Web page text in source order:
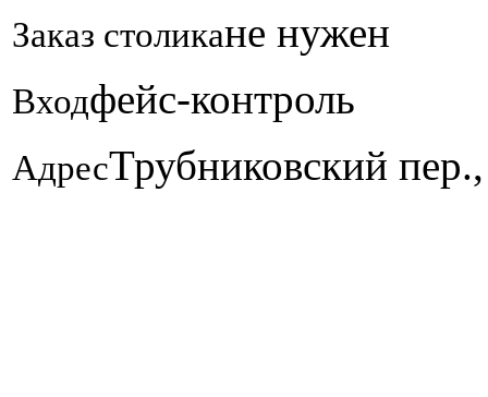
Заказ столикане нужен
Входфейс-контроль
АдресТрубниковский